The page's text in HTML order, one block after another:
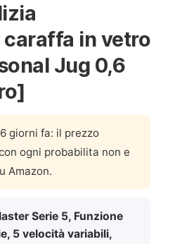
in vetro
Jug 0,6
giorni fa: il prezzo
ogni probabilita non e
Amazon.
Serie 5, Funzione
5 velocità variabili,